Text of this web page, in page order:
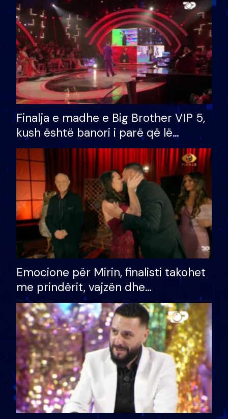
Finalja e madhe e Big Brother VIP 5,
kush është banori i parë që lë
shtëpinë dhe humb mundësinë për
të fituar çmimin e madh
Emocione për Mirin, finalisti takohet
me prindërit, vajzën dhe
bashkëshorten: S’kemi ndonjë letër
divorci apo jo?